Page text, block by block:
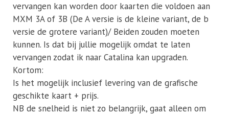
vervangen kan worden door kaarten die voldoen aan
MXM 3A of 3B (De A versie is de kleine variant, de b
versie de grotere variant)/ Beiden zouden moeten
kunnen. Is dat bij jullie mogelijk omdat te laten
vervangen zodat ik naar Catalina kan upgraden.
Kortom:
Is het mogelijk inclusief levering van de grafische
geschikte kaart + prijs.
NB de snelheid is niet zo belangrijk, gaat alleen om